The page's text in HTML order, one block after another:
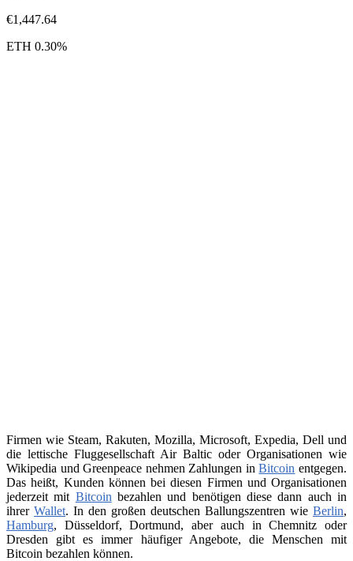
€1,447.64
ETH 0.30%
Firmen wie Steam, Rakuten, Mozilla, Microsoft, Expedia, Dell und
die lettische Fluggesellschaft Air Baltic oder Organisationen wie
Wikipedia und Greenpeace nehmen Zahlungen inBitcoin entgegen.
Das heißt, Kunden können bei diesen Firmen und Organisationen
jederzeit mit Bitcoin bezahlen und benötigen diese dann auch in
ihrer Wallet. In den großen deutschen Ballungszentren wie Berlin,
Hamburg, Düsseldorf, Dortmund, aber auch in Chemnitz oder
Dresden gibt es immer häufiger Angebote, die Menschen mit
Bitcoin bezahlen können.